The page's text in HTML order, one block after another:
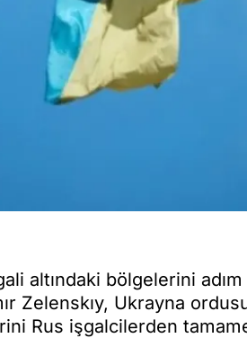
altındaki bölgelerini
Zelenskıy, Ukrayna
Rus işgalcilerden